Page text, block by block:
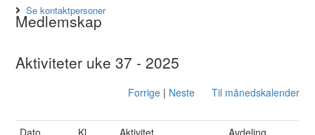
Se kontaktpersoner
Medlemskap
Aktiviteter uke 37 - 2025
Forrige| Neste Til månedskalender
Dato Kl. Aktivitet
Avdeling